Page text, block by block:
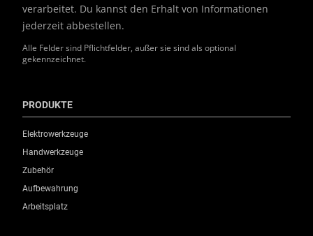
Alle Felder sind Pflichtfelder, außer sie sind als optional
gekennzeichnet.
verarbeitet. Du kannst den Erhalt von Informationen
jederzeit abbestellen.
PRODUKTE
Elektrowerkzeuge
Handwerkzeuge
Zubehör
Aufbewahrung
Arbeitsplatz